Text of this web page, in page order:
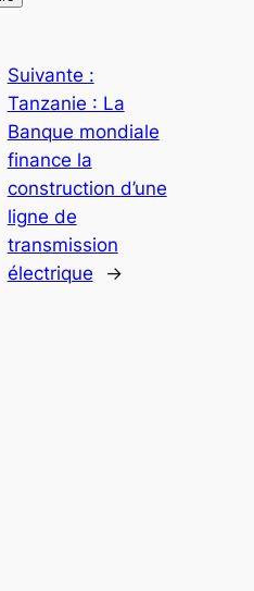
Suivante :
Tanzanie : La
Banque mondiale
finance la
construction d’une
ligne de
transmission
électrique
→